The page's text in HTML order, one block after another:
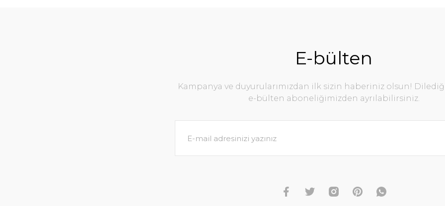
E-bülten
Kampanya ve duyurularımızdan ilk sizin haberiniz olsun!
e-bülten aboneliğimizden ayrılabilirsiniz.